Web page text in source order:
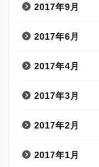
2017年9月
2017年6月
2017年4月
2017年3月
2017年2月
2017年1月